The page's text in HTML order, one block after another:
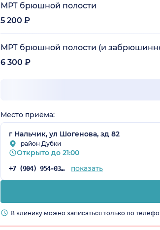
МРТ брюшной полости
5 200 ₽
МРТ брюшной полости (и
6 300 ₽
Место приёма:
г Нальчик, ул Шогенова, зд 82
район Дубки
Открыто до 21:00
+7 (904) 954-03-86 показать
В клинику можно записаться только по